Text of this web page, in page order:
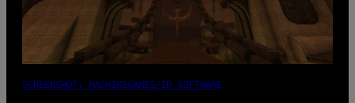
SCREENSHOT: MACHINEGAMES/ID SOFTWARE